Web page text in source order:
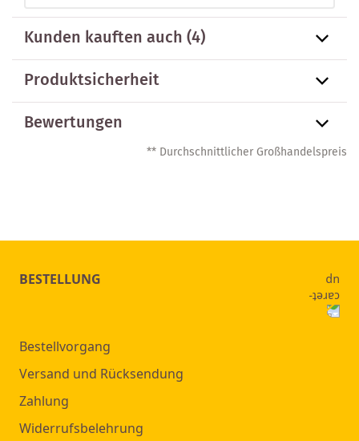
Kunden kauften auch(4)
Produktsicherheit
Bewertungen
** Durchschnittlicher Großhandelspreis
BESTELLUNG
Bestellvorgang
Versand und Rücksendung
Zahlung
Widerrufsbelehrung